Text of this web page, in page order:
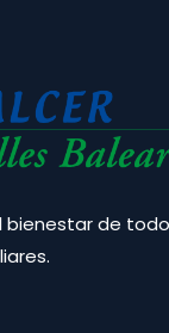
bienestar de